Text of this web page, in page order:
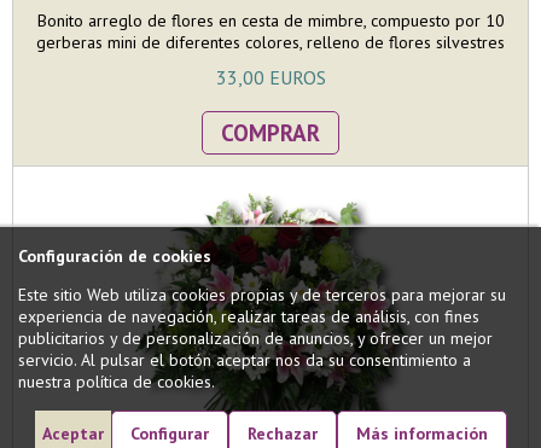
Bonito arreglo de flores en cesta de mimbre, compuesto por 10
gerberas mini de diferentes colores, relleno de flores silvestres
en cualquier evento.
33,00 EUROS
COMPRAR
Configuración de cookies
Este sitio Web utiliza cookies propias y de terceros para mejorar su
experiencia de navegación, realizar tareas de análisis, con fines
publicitarios y de personalización de anuncios, y ofrecer un mejor
servicio. Al pulsar el botón aceptar nos da su consentimiento a
nuestra política de cookies.
Aceptar Configurar Rechazar Más información